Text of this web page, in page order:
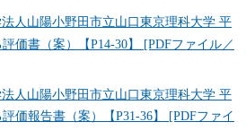
人山陽小野田市立山口東京理科大学 平
価書（案）【P14-30】 [PDFファイル／
人山陽小野田市立山口東京理科大学 平
価報告書（案）【P31-36】 [PDFファイ